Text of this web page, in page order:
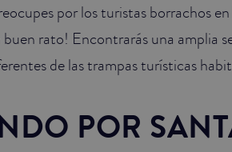
por los turistas borrachos en
buen rato! Encontrarás una amplia
de las trampas turísticas
POR